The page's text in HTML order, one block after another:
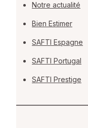
Notre actualité
Bien Estimer
SAFTI Espagne
SAFTI Portugal
SAFTI Prestige